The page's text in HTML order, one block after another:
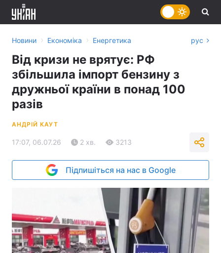
Новини › Економіка › Енергетика рус
Від кризи не врятує: РФ
збільшила імпорт бензину з
дружньої країни в понад 100
разів
АНДРІЙ КАУТ
17:07, 06.07.26 2 хв. 3213
Підпишіться на нас в Google